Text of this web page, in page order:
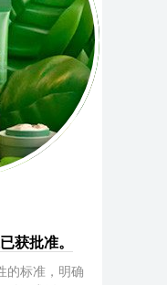
获批准。
的标准，明确